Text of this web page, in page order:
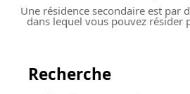
Une résidence secondaire est par
dans lequel vous pouvez résider
Recherche